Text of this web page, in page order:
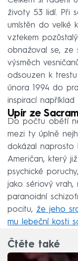
životy 53 lidí. Při
umístěn do velké
vztekem
obnažoval se, ze
výsměch
odsouzen k trestu
února 1994 do
inspirací například
Upír ze
Do počtu obětí
mezi ty úplně
dokázal naprosto
Američan, který
psychické
jako sériový vrah,
paranoidní
pocitu, že jeho
mu lebeční kosti
Čtěte také